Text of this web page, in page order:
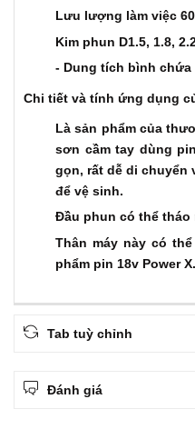
Lưu lượng làm việc
Kim phun D1.5, 1.8,
- Dung tích bình chứa
Chi tiết và tính ứng dụng
Là sản phẩm của
sơn cầm tay dùng
gọn, rất dễ di chuyển
để vệ sinh.
Đầu phun có thể tháo
Thân máy này có
phẩm pin 18v Power X.
Tab tuỳ chỉnh
Đánh giá